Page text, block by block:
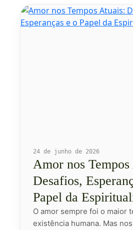
24 de junho de 2026
Amor nos Tempos
Desafios,
Papel da
O amor sempre foi o maior
existência humana. Mas